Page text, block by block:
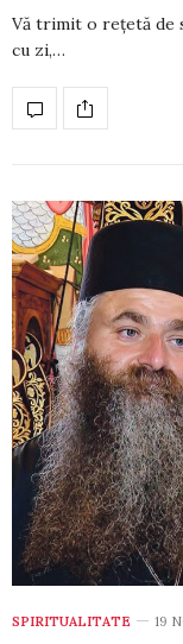
Vă trimit o rețetă de
cu zi,…
SPIRITUALITATE 19